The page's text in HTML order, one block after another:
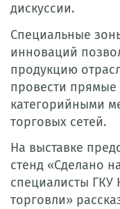
дискуссии.
Специальные
инноваций
продукцию
провести
категорийными
торговых сетей.
На выставке
стенд «Сделано
специалисты ГКУ
торговли»